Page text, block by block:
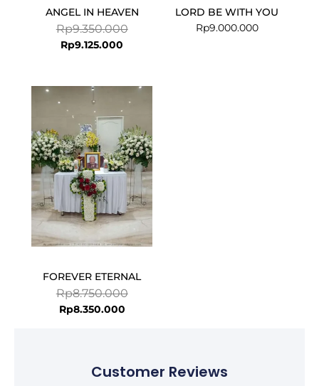
ANGEL IN HEAVEN
Rp9.350.000
Rp9.125.000
LORD BE WITH YOU
Rp9.000.000
FOREVER ETERNAL
Rp8.750.000
Original
was:
Rp8.750.000.
Rp8.350.000
Current
Rp8.350.000.
Customer Reviews